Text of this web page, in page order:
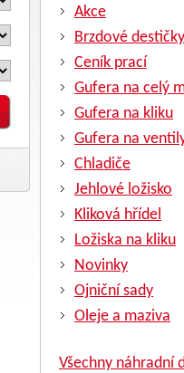
Akce
Brzdové destičky
Ceník prací
Gufera na celý
Gufera na kliku
Gufera na
Chladiče
Jehlové ložisko
Kliková hřídel
Ložiska na kliku
Novinky
Ojniční sady
Oleje a maziva
Všechny náhradní